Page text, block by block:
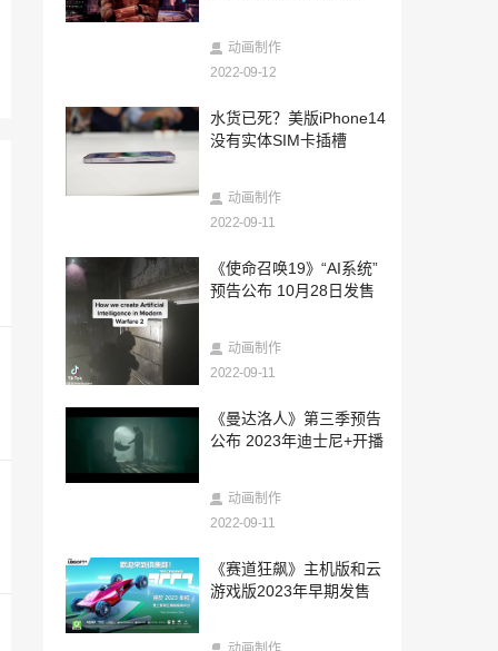
2022-09-11
《刺客信条：英灵殿》传奇终章公布 告别
育碧与Netflix展开合作 推出《勇敢的心2》
和刺客手游
2022-09-11
《刺客信条：幻景》CG预告公布 街头小
迪士尼分享《艾瓦由》与《奇异世界》动
画背景设定
2022-09-11
《刺客信条》其它新作将不会在2024年之
前发售
玩家自制超酷《战神：诸神黄昏》PS5主
机外壳出售
2022-09-10
Steam Deck官方维修服务上线：保修范围
2022-09-10
RTX 40系显卡终于来了！NVIDIA官宣发
布会
2022-09-10
动画制作
2022-09-12
水货已死？美版iPhone14
没有实体SIM卡插槽
动画制作
2022-09-11
《使命召唤19》“AI系统”
预告公布 10月28日发售
动画制作
2022-09-11
《曼达洛人》第三季预告
公布 2023年迪士尼+开播
动画制作
2022-09-11
《赛道狂飙》主机版和云
游戏版2023年早期发售